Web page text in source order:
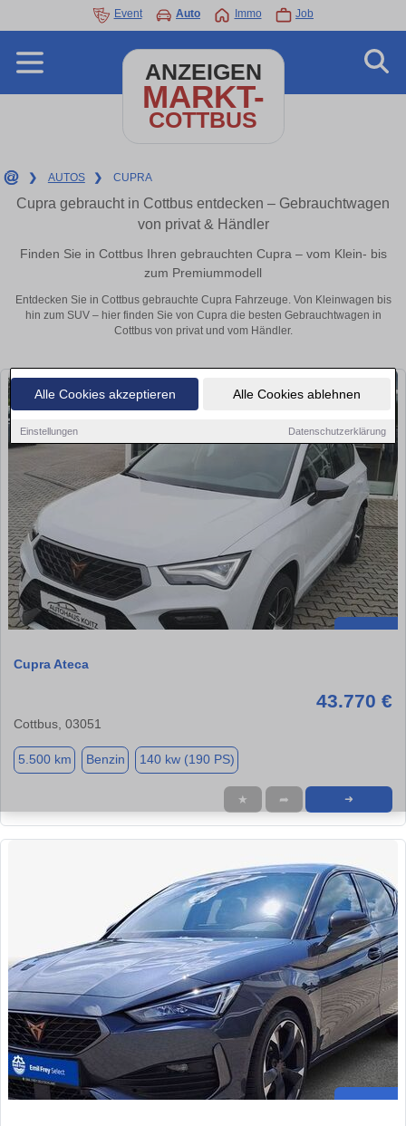
Alle Cookies akzeptieren Alle Cookies ablehnen
Einstellungen Datenschutzerklärung
Event Auto Immo Job
ANZEIGEN
MARKT-
COTTBUS
❯ AUTOS ❯ CUPRA
Cupra gebraucht in Cottbus entdecken – Gebrauchtwagen
von privat & Händler
Finden Sie in Cottbus Ihren gebrauchten Cupra – vom Klein- bis
zum Premiummodell
Entdecken Sie in Cottbus gebrauchte Cupra Fahrzeuge. Von Kleinwagen bis
hin zum SUV – hier finden Sie von Cupra die besten Gebrauchtwagen in
Cottbus von privat und vom Händler.
Cupra Ateca
43.770 €
Cottbus, 03051
5.500 km Benzin 140 kw (190 PS)
★ ➦ ➜